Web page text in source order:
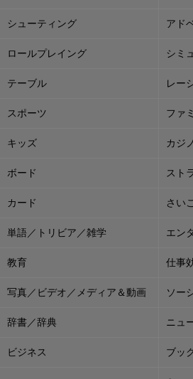
シューティング アド
ロールプレイング シミ
テーブル レー
スポーツ ファ
キッズ カジノ
ボード スト
カード さい
単語／トリビア／雑学 エン
教育 仕事
写真／ビデオ／メディア＆動画 ソー
辞書／辞典 ニュ
ビジネス ブッ